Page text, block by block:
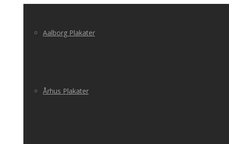
Aalborg Plakater
Århus Plakater